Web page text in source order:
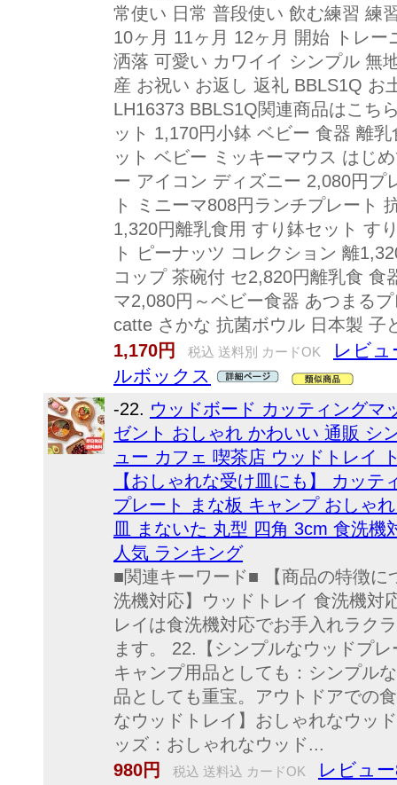
常使い 日常 普段使い 飲む練習 練
10ヶ月 11ヶ月 12ヶ月 開始 トレ
洒落 可愛い カワイイ シンプル 無
産 お祝い お返し 返礼 BBLS1Q お
LH16373 BBLS1Q関連商品はこち
ット 1,170円小鉢 ベビー 食器 離
ット ベビー ミッキーマウス はじ
ー アイコン ディズニー 2,080円プ
ト ミニーマ808円ランチプレート
1,320円離乳食用 すり鉢セット す
ト ピーナッツ コレクション 離
コップ 茶碗付 セ2,820円離乳食
マ2,080円～ベビー食器 あつまる
catte さかな 抗菌ボウル 日本製 子
1,170円
税込 送料別 カードOK
レビュ
ルボックス
-22. ウッドボード カッティングマ
ゼント おしゃれ かわいい 通販 シ
ュー カフェ 喫茶店 ウッドトレイ
【おしゃれな受け皿にも】 カッ
プレート まな板 キャンプ おしゃ
皿 まないた 丸型 四角 3cm 食洗
人気 ランキング
■関連キーワード■ 【商品の特徴
洗機対応】ウッドトレイ 食洗機対
レイは食洗機対応でお手入れラク
ます。 22.【シンプルなウッドプ
キャンプ用品としても：シンプル
品としても重宝。アウトドアでの
なウッドトレイ】おしゃれなウッ
ッズ：おしゃれなウッド...
980円
税込 送料込 カードOK レビュ